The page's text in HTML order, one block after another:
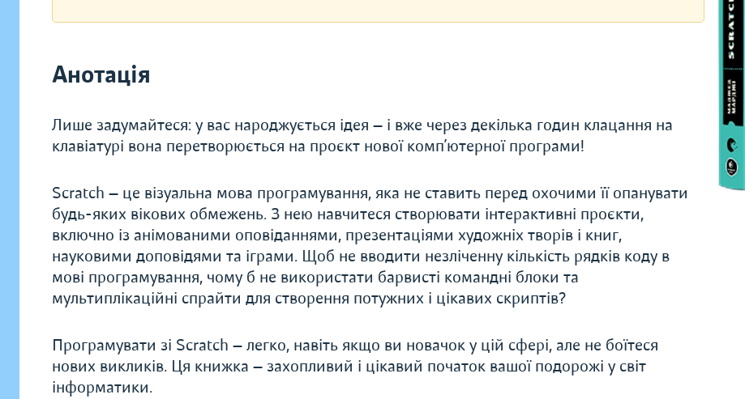
Анотація
Лише задумайтеся: у вас народжується ідея — і вже через декілька годин клацання на
клавіатурі вона перетворюється на проєкт нової комп’ютерної програми!
Scratch — це візуальна мова програмування, яка не ставить перед охочими її опанувати
будь-яких вікових обмежень. З нею навчитеся створювати інтерактивні проєкти,
включно із анімованими оповіданнями, презентаціями художніх творів і книг,
науковими доповідями та іграми. Щоб не вводити незліченну кількість рядків коду в
мові програмування, чому б не використати барвисті командні блоки та
мультиплікаційні спрайти для створення потужних і цікавих скриптів?
Програмувати зі Scratch — легко, навіть якщо ви новачок у цій сфері, але не боїтеся
нових викликів. Ця книжка — захопливий і цікавий початок вашої подорожі у світ
інформатики.